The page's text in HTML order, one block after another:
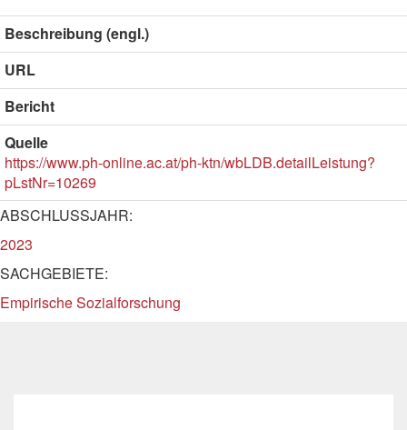
Beschreibung (engl.)
URL
Bericht
Quelle
https://www.ph-online.ac.at/ph-ktn/wbLDB.detailLeistung?
pLstNr=10269
ABSCHLUSSJAHR:
2023
SACHGEBIETE:
Empirische Sozialforschung